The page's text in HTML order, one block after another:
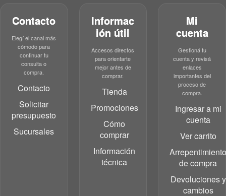
Contacto
Elegí el canal más
cómodo para
continuar tu
consulta o
compra.
Contacto
Solicitar
presupuesto
Sucursales
Informac
ión útil
Accesos directos
para orientarte
mejor antes de
comprar.
Tienda
Promociones
Cómo
comprar
Información
técnica
Mi
cuenta
Gestioná tu
cuenta y revisá
enlaces
importantes del
proceso de
compra.
Ingresar a mi
cuenta
Ver carrito
de compra
Devoluciones y
cambios